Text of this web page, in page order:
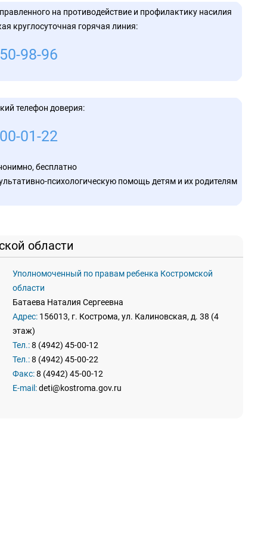
на противодействие и профилактику насилия
круглосуточная горячая линия:
98-96
телефон доверия:
01-22
бесплатно
психологическую помощь детям и их родителям
области
Уполномоченный по правам ребенка Костромской
области
​Батаева Наталия Сергеевна
Адрес: 156013, г. Кострома, ул. Калиновская, д. 38 (4
этаж)
Тел.:8 (4942) 45-00-12
Тел.:8 (4942) 45-00-22
Факс:8 (4942) 45-00-12
E-mail:deti@kostroma.gov.ru